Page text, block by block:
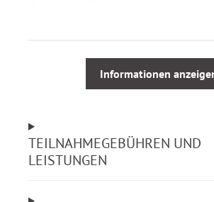
Ursachen & Problemlagen bei
Umgang mit Scham,
Konflikten
Informationen
TEILNAHMEGEBÜHREN UND
LEISTUNGEN